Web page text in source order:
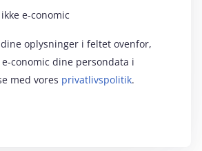
e‑conomic
oplysninger i feltet ovenfor,
dine persondata i
med vores privatlivspolitik.